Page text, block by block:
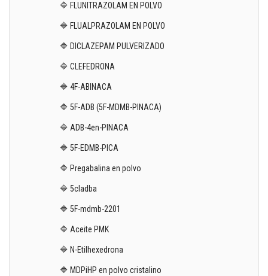
🔷 FLUNITRAZOLAM EN POLVO
🔷 FLUALPRAZOLAM EN POLVO
🔷 DICLAZEPAM PULVERIZADO
🔷 CLEFEDRONA
🔷 4F-ABINACA
🔷 5F-ADB (5F-MDMB-PINACA)
🔷 ADB-4en-PINACA
🔷 5F-EDMB-PICA
🔷 Pregabalina en polvo
🔷 5cladba
🔷 5F-mdmb-2201
🔷 Aceite PMK
🔷 N-Etilhexedrona
🔷 MDPiHP en polvo cristalino